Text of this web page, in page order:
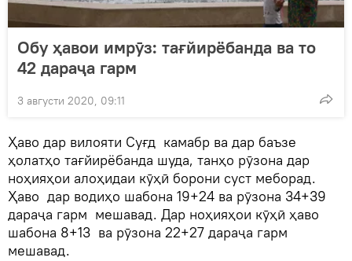
Обу ҳавои имрӯз: тағйирёбанда ва то
42 дараҷа гарм
3 августи 2020, 09:11
Ҳаво дар вилояти Суғд камабр ва дар баъзе
ҳолатҳо тағйирёбанда шуда, танҳо рӯзона дар
ноҳияҳои алоҳидаи кӯҳӣ борони суст меборад.
Ҳаво дар водиҳо шабона 19+24 ва рӯзона 34+39
дараҷа гарм мешавад. Дар ноҳияҳои кӯҳӣ ҳаво
шабона 8+13 ва рӯзона 22+27 дараҷа гарм
мешавад.